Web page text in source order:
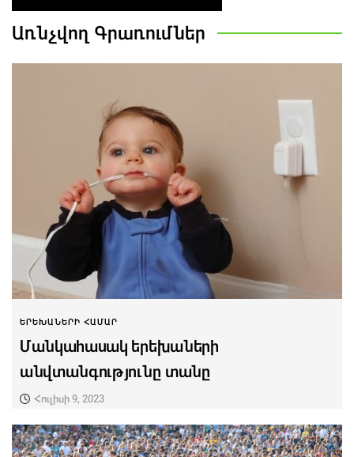
Առնչվող Գրառումներ
ԵՐԵԽԱՆԵՐԻ ՀԱՄԱՐ
Մանկահասակ երեխաների
անվտանգությունը տանը
Հուլիսի 9, 2023